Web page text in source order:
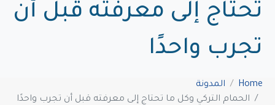
تحتاج إلى معرفته قبل أن
تجرب واحدًا
Home
المدونة
الحمام التركي وكل ما تحتاج إلى معرفته قبل أن تجرب واحدًا